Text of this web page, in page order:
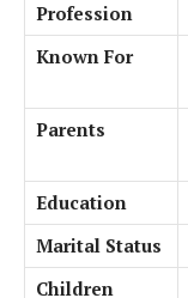
Profession
Known For
Parents
Education
Marital Status
Children